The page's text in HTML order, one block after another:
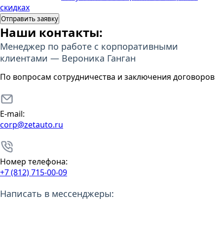
скидках
Наши контакты:
Менеджер по работе с корпоративными
клиентами — Вероника Ганган
По вопросам сотрудничества и заключения договоров
E-mail:
corp@zetauto.ru
Номер телефона:
+7 (812) 715-00-09
Написать в мессенджеры: